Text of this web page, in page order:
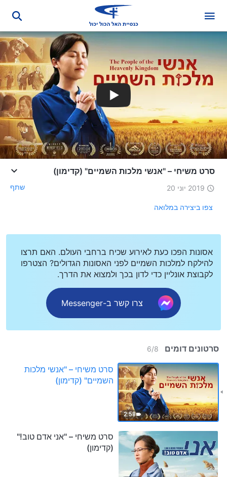
סרט משיחי – "אנשי מלכות השמיים" (קדימון)
2019 יוני 20 שתף
צפו ביצירה במלואה
אסונות הפכו כעת לאירוע שכיח ברחבי העולם. האם תרצו
להילקח למלכות השמיים לפני האסונות הגדולים? הצטרפו
לקבוצת אונליין כדי לדון בכך ולמצוא את הדרך.
צרו קשר ב-Messenger
סרטונים דומים 6/8
2:58
סרט משיחי – "אנשי מלכות
השמיים" (קדימון)
סרט משיחי – "אני אדם טוב!"
(קדימון)